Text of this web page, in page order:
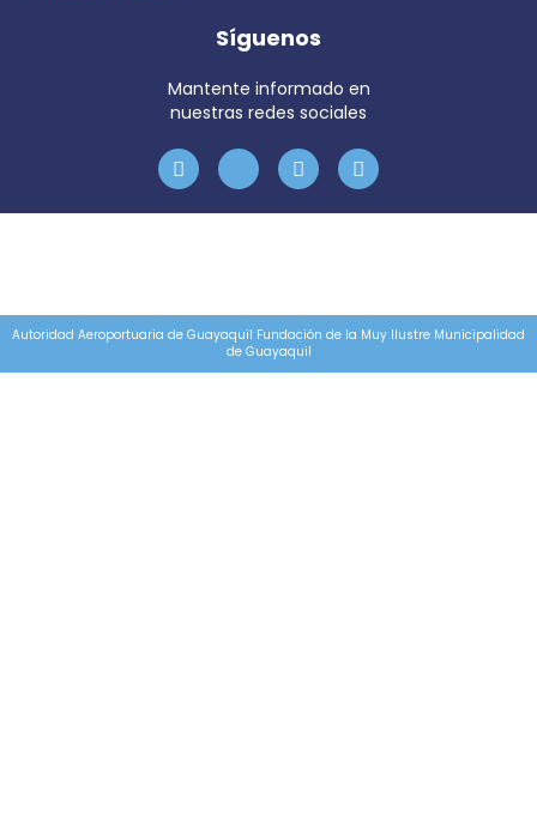
Síguenos
Mantente informado en
nuestras redes sociales
Autoridad Aeroportuaria de Guayaquil Fundación de la Muy Ilustre Municipalidad
de Guayaquil